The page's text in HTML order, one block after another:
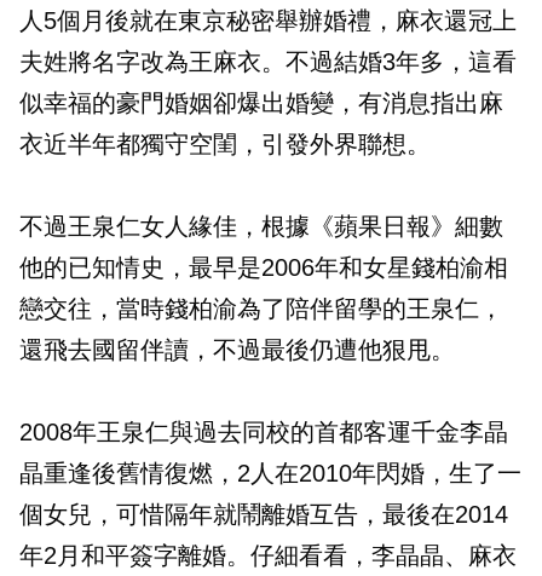
人5個月後就在東京秘密舉辦婚禮，麻衣還冠上
夫姓將名字改為王麻衣。不過結婚3年多，這看
似幸福的豪門婚姻卻爆出婚變，有消息指出麻
衣近半年都獨守空閨，引發外界聯想。
不過王泉仁女人緣佳，根據《蘋果日報》細數
他的已知情史，最早是2006年和女星錢柏渝相
戀交往，當時錢柏渝為了陪伴留學的王泉仁，
還飛去國留伴讀，不過最後仍遭他狠甩。
2008年王泉仁與過去同校的首都客運千金李晶
晶重逢後舊情復燃，2人在2010年閃婚，生了一
個女兒，可惜隔年就鬧離婚互告，最後在2014
年2月和平簽字離婚。仔細看看，李晶晶、麻衣